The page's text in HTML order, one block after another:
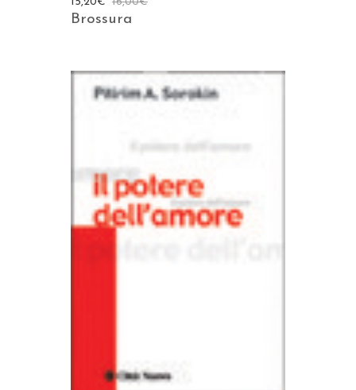
Brossura
AGGIUNGI AL CARRELLO